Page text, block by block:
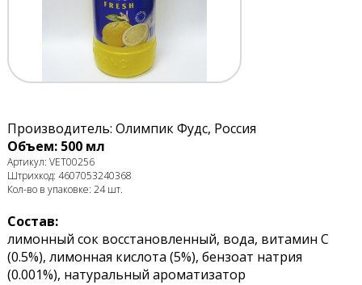
Производитель: Олимпик Фудс, Россия
Объем: 500 мл
Артикул: VET00256
Штрихкод: 4607053240368
Кол-во в упаковке: 24 шт.
Состав:
лимонный сок восстановленный, вода, витамин С
(0.5%), лимонная кислота (5%), бензоат натрия
(0.001%), натуральный ароматизатор